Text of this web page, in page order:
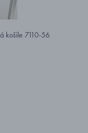
košile 7110-56